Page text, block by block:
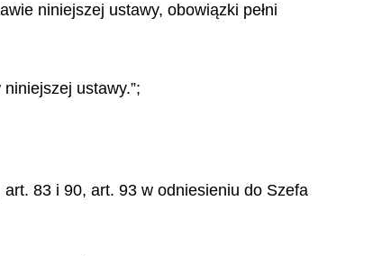
niniejszej ustawy, obowiązki pełni
ustawy.”;
83 i 90, art. 93 w odniesieniu do Szefa